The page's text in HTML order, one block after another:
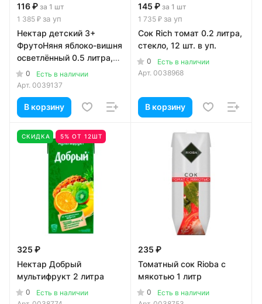
116 ₽ за 1 шт
1 385 ₽ за уп
Нектар детский 3+
ФрутоНяня яблоко-вишня
осветлённый 0.5 литра,
12 шт. в уп.
0
Есть в наличии
Арт. 0039137
В корзину
145 ₽ за 1 шт
1 735 ₽ за уп
Сок Rich томат 0.2 литра,
стекло, 12 шт. в уп.
0
Есть в наличии
Арт. 0038968
В корзину
СКИДКА 5% ОТ 12ШТ
325 ₽
Нектар Добрый
мультифрукт 2 литра
0
Есть в наличии
235 ₽
Томатный сок Rioba с
мякотью 1 литр
0
Есть в наличии